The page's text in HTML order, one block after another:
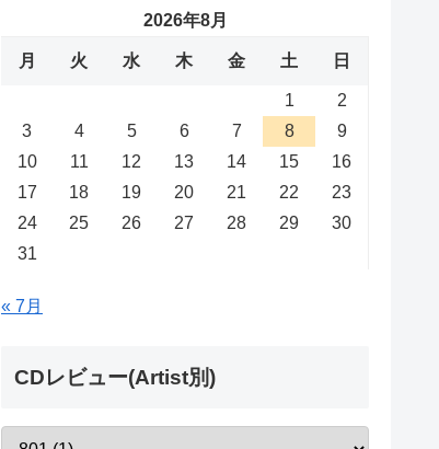
2026年8月
月 火 水 木 金 土 日
1
2
3
4 5 6 7 8
9
10
11 12 13 14 15
16
17
18 19 20 21 22
23
24
25 26 27 28 29
30
31
« 7月
CDレビュー(Artist別)